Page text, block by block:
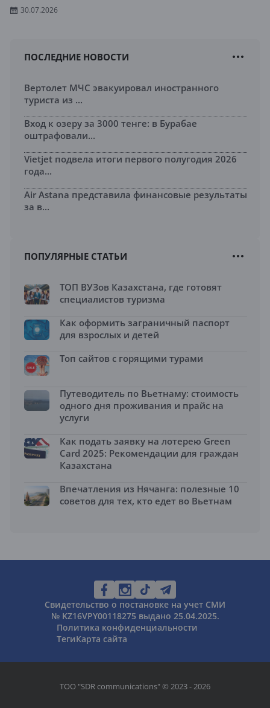
30.07.2026
ПОСЛЕДНИЕ НОВОСТИ
Вертолет МЧС эвакуировал иностранного
туриста из ...
Вход к озеру за 3000 тенге: в Бурабае
оштрафовали...
Vietjet подвела итоги первого полугодия 2026
года...
Air Astana представила финансовые результаты
за в...
ПОПУЛЯРНЫЕ СТАТЬИ
ТОП ВУЗов Казахстана, где готовят
специалистов туризма
Как оформить заграничный паспорт
для взрослых и детей
Топ сайтов с горящими турами
Путеводитель по Вьетнаму: стоимость
одного дня проживания и прайс на
услуги
Как подать заявку на лотерею Green
Card 2025: Рекомендации для граждан
Казахстана
Впечатления из Нячанга: полезные 10
советов для тех, кто едет во Вьетнам
Свидетельство о постановке на учет СМИ
№ KZ16VPY00118275 выдано 25.04.2025.
Политика конфиденциальности
ТегиКарта сайта
ТОО "SDR communications" © 2023 - 2026